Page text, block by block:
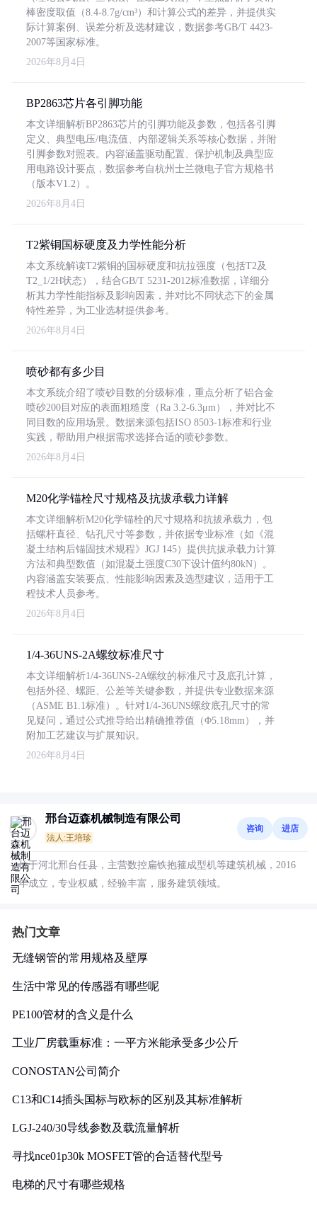
棒密度取值（8.4-8.7g/cm³）和计算公式的差异，并提供实
际计算案例、误差分析及选材建议，数据参考GB/T 4423-
2007等国家标准。
2026年8月4日
BP2863芯片各引脚功能
本文详细解析BP2863芯片的引脚功能及参数，包括各引脚
定义、典型电压/电流值、内部逻辑关系等核心数据，并附
引脚参数对照表。内容涵盖驱动配置、保护机制及典型应
用电路设计要点，数据参考自杭州士兰微电子官方规格书
（版本V1.2）。
2026年8月4日
T2紫铜国标硬度及力学性能分析
本文系统解读T2紫铜的国标硬度和抗拉强度（包括T2及
T2_1/2H状态），结合GB/T 5231-2012标准数据，详细分
析其力学性能指标及影响因素，并对比不同状态下的金属
特性差异，为工业选材提供参考。
2026年8月4日
喷砂都有多少目
本文系统介绍了喷砂目数的分级标准，重点分析了铝合金
喷砂200目对应的表面粗糙度（Ra 3.2-6.3μm），并对比不
同目数的应用场景。数据来源包括ISO 8503-1标准和行业
实践，帮助用户根据需求选择合适的喷砂参数。
2026年8月4日
M20化学锚栓尺寸规格及抗拔承载力详解
本文详细解析M20化学锚栓的尺寸规格和抗拔承载力，包
括螺杆直径、钻孔尺寸等参数，并依据专业标准（如《混
凝土结构后锚固技术规程》JGJ 145）提供抗拔承载力计算
方法和典型数值（如混凝土强度C30下设计值约80kN）。
内容涵盖安装要点、性能影响因素及选型建议，适用于工
程技术人员参考。
2026年8月4日
1/4-36UNS-2A螺纹标准尺寸
本文详细解析1/4-36UNS-2A螺纹的标准尺寸及底孔计算，
包括外径、螺距、公差等关键参数，并提供专业数据来源
（ASME B1.1标准）。针对1/4-36UNS螺纹底孔尺寸的常
见疑问，通过公式推导给出精确推荐值（Φ5.18mm），并
附加工艺建议与扩展知识。
2026年8月4日
邢台迈森机械制造有限公司
法人:王培珍
咨询 进店
位于河北邢台任县，主营数控扁铁抱箍成型机等建筑机械，2016
年成立，专业权威，经验丰富，服务建筑领域。
热门文章
无缝钢管的常用规格及壁厚
生活中常见的传感器有哪些呢
PE100管材的含义是什么
工业厂房载重标准：一平方米能承受多少公斤
CONOSTAN公司简介
C13和C14插头国标与欧标的区别及其标准解析
LGJ-240/30导线参数及载流量解析
寻找nce01p30k MOSFET管的合适替代型号
电梯的尺寸有哪些规格